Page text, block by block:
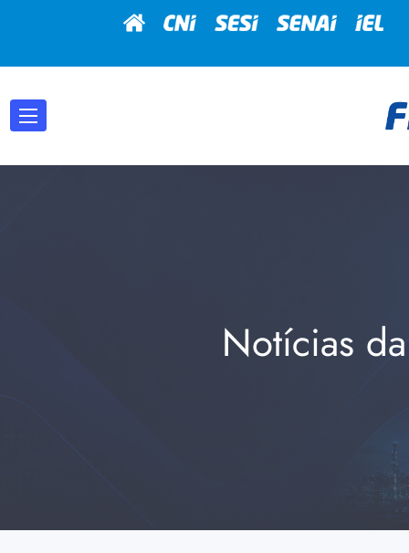
Notícias